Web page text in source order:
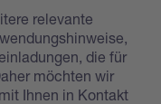
relevante
die für
möchten wir
Ihnen in Kontakt